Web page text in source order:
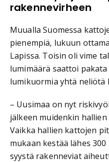
rakennevirheen
Muualla Suomessa
pienempiä, lukuun
Lapissa. Toisin oli vime
lumimäärä saattoi
lumikuormia yhtä neliötä
– Uusimaa on nyt
jälkeen muidenkin
Vaikka hallien kattojen
mukaan kestää lähes
syystä rakenneviat